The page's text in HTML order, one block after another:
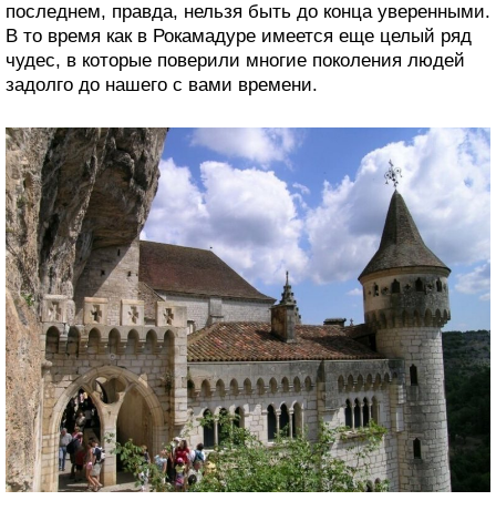
последнем, правда, нельзя быть до конца уверенными.
В то время как в Рокамадуре имеется еще целый ряд
чудес, в которые поверили многие поколения людей
задолго до нашего с вами времени.